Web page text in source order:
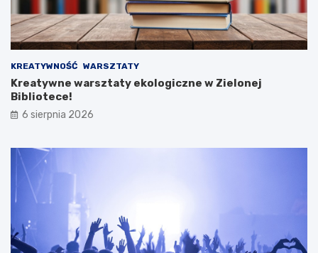
KREATYWNOŚĆ WARSZTATY
Kreatywne warsztaty ekologiczne w Zielonej
Bibliotece!
6 sierpnia 2026